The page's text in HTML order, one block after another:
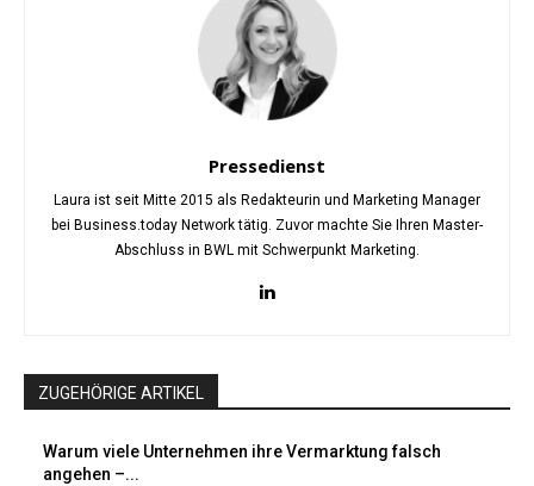
Pressedienst
Laura ist seit Mitte 2015 als Redakteurin und Marketing Manager
bei Business.today Network tätig. Zuvor machte Sie Ihren Master-
Abschluss in BWL mit Schwerpunkt Marketing.
ZUGEHÖRIGE ARTIKEL
Warum viele Unternehmen ihre Vermarktung falsch
angehen –...